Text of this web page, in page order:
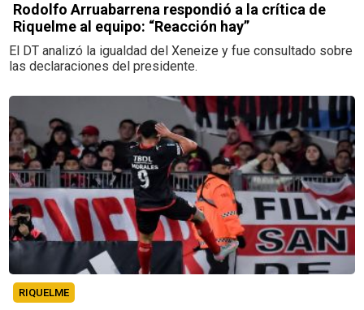
Rodolfo Arruabarrena respondió a la crítica de
Riquelme al equipo: “Reacción hay”
El DT analizó la igualdad del Xeneize y fue consultado sobre
las declaraciones del presidente.
RIQUELME